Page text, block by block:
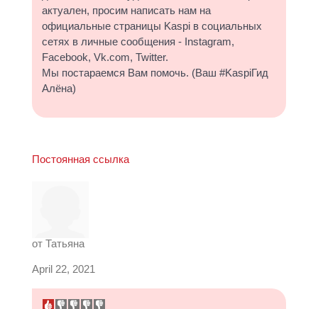
актуален, просим написать нам на
официальные страницы Kaspi в социальных
сетях в личные сообщения - Instagram,
Facebook, Vk.com, Twitter.
Мы постараемся Вам помочь. (Ваш #KaspiГид
Алёна)
Постоянная ссылка
от Татьяна
April 22, 2021